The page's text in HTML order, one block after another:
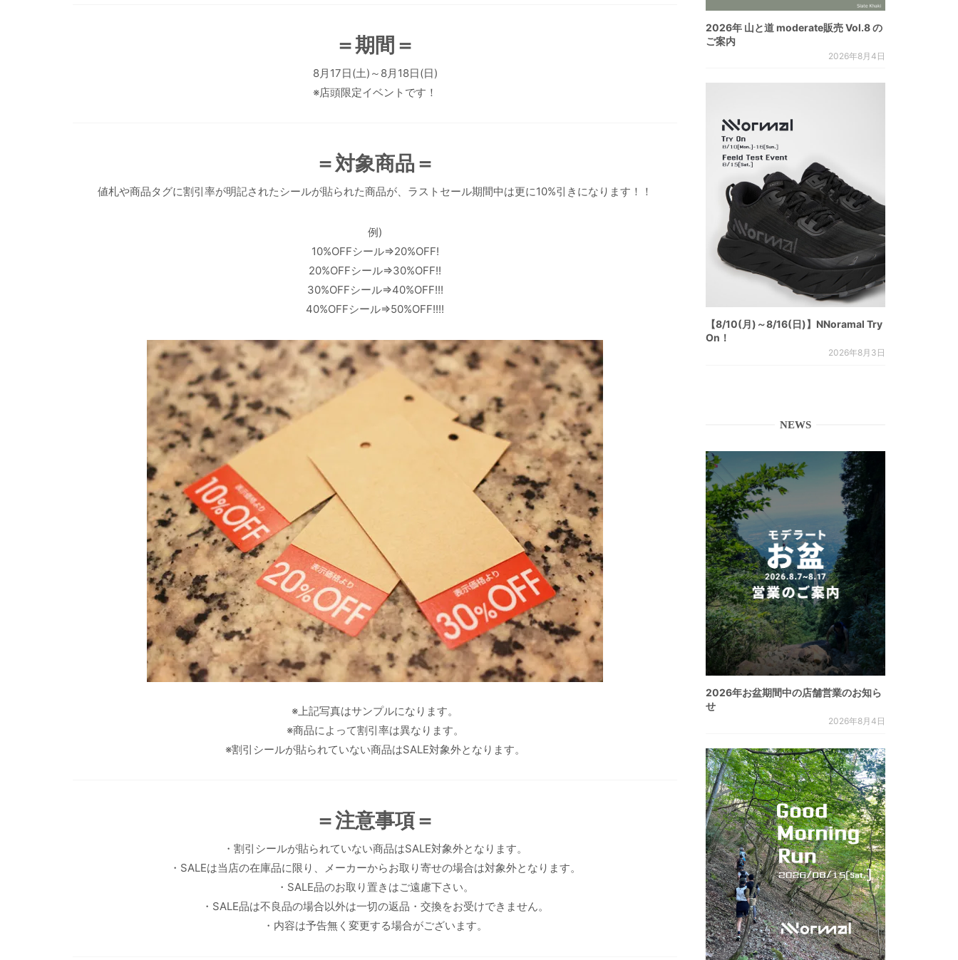
＝期間＝
8月17日(土)～8月18日(日)
※店頭限定イベントです！
＝対象商品＝
値札や商品タグに割引率が明記されたシールが貼られた商品が、ラストセール期間中は更に10%引きになります！！
例)
10%OFFシール⇒20%OFF!
20%OFFシール⇒30%OFF!!
30%OFFシール⇒40%OFF!!!
40%OFFシール⇒50%OFF!!!!
※上記写真はサンプルになります。
※商品によって割引率は異なります。
※割引シールが貼られていない商品はSALE対象外となります。
＝注意事項＝
・割引シールが貼られていない商品はSALE対象外となります。
・SALEは当店の在庫品に限り、メーカーからお取り寄せの場合は対象外となります。
・SALE品のお取り置きはご遠慮下さい。
・SALE品は不良品の場合以外は一切の返品・交換をお受けできません。
・内容は予告無く変更する場合がございます。
2026年 山と道 moderate販売 Vol.8 の
ご案内
2026年8月4日
【8/10(月)～8/16(日)】NNoramal Try
On！
2026年8月3日
NEWS
2026年お盆期間中の店舗営業のお知ら
せ
2026年8月4日